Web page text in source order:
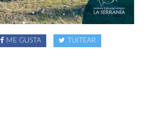
ME GUSTA TUITEAR